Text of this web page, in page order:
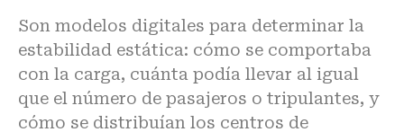
Son modelos digitales para determinar la
estabilidad estática: cómo se comportaba
con la carga, cuánta podía llevar al igual
que el número de pasajeros o tripulantes, y
cómo se distribuían los centros de